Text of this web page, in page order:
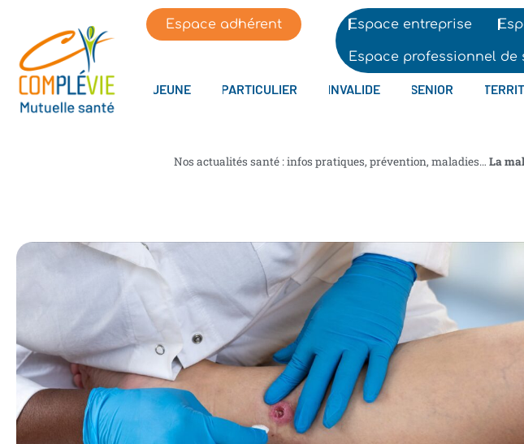
Espace adhérent Espace entreprise
Espace professionnel de
JEUNE PARTICULIER INVALIDE SENIOR
Nos actualités santé : infos pratiques, prévention, maladies… La